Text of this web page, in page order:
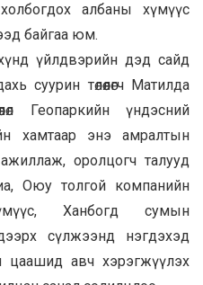
албаны хүмүүс
байгаа юм.
үйлдвэрийн дэд сайд
суурин төлөөлөгч Матилда
Геопаркийн үндэсний
хамтаар энэ амралтын
оролцогч талууд
Оюу толгой компанийн
Ханбогд сумын
сүлжээнд нэгдэхэд
цаашид авч хэрэгжүүлэх